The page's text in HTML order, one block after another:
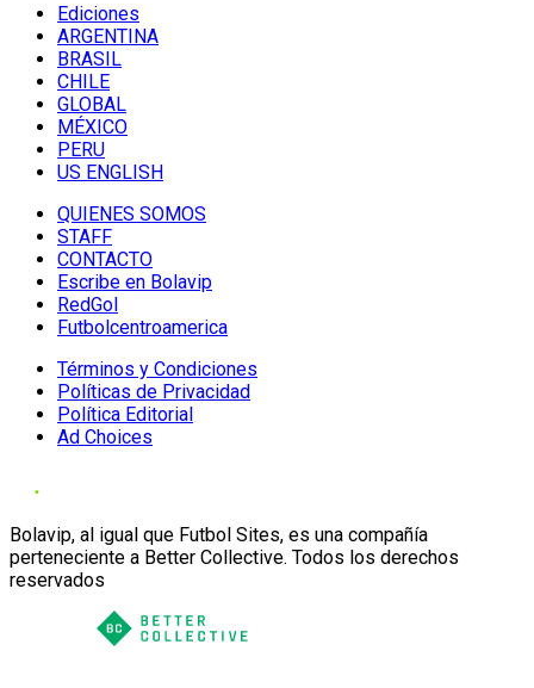
Ediciones
ARGENTINA
BRASIL
CHILE
GLOBAL
MÉXICO
PERU
US ENGLISH
QUIENES SOMOS
STAFF
CONTACTO
Escribe en Bolavip
RedGol
Futbolcentroamerica
Términos y Condiciones
Políticas de Privacidad
Política Editorial
Ad Choices
Bolavip, al igual que Futbol Sites, es una compañía
perteneciente a Better Collective. Todos los derechos
reservados